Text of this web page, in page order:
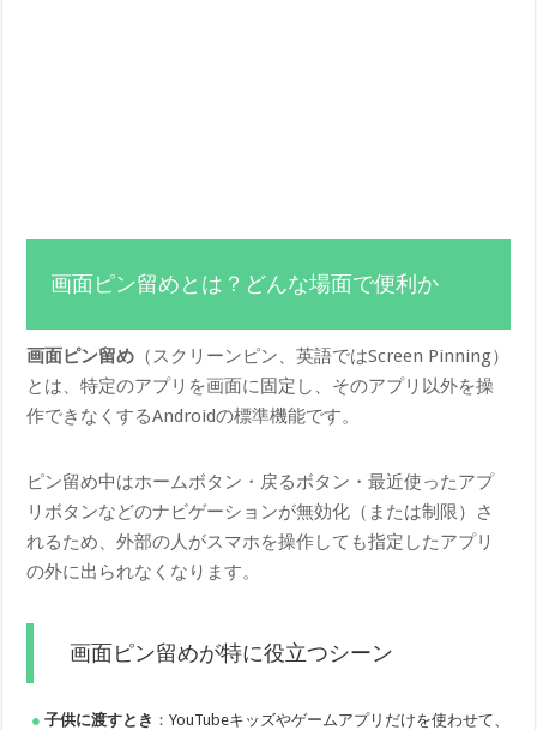
画面ピン留めとは？どんな場面で便利か
画面ピン留め （スクリーンピン、英語ではScreen Pinning）
とは、特定のアプリを画面に固定し、そのアプリ以外を操
作できなくするAndroidの標準機能です。
ピン留め中はホームボタン・戻るボタン・最近使ったアプ
リボタンなどのナビゲーションが無効化（または制限）さ
れるため、外部の人がスマホを操作しても指定したアプリ
の外に出られなくなります。
画面ピン留めが特に役立つシーン
子供に渡すとき ：YouTubeキッズやゲームアプリだけを使わせて、